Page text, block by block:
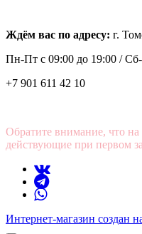
Ждём вас по адресу: г.
Пн-Пт с 09:00 до 19:00 /
+7 901 611 42 10
Обратите внимание, что
действующие при первом
Интернет-магазин создан